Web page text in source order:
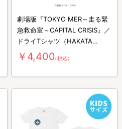
劇場版『TOKYO MER～走る緊
急救命室～CAPITAL CRISIS』／
ドライTシャツ（HAKATA
MER）
￥4,400（税込）